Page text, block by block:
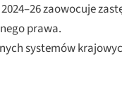
zaowocuje
prawa.
systemów